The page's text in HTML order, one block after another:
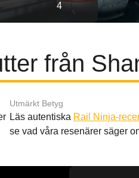
4
från
Utmärkt Betyg
Läs autentiska Rail Ninja-
se vad våra resenärer säger